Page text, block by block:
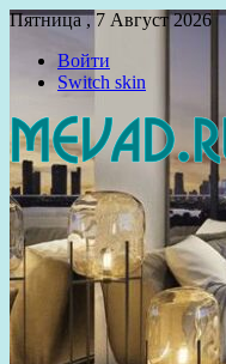
Пятница , 7 Август 2026
Войти
Switch skin